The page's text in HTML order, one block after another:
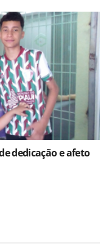
dedicação e afeto